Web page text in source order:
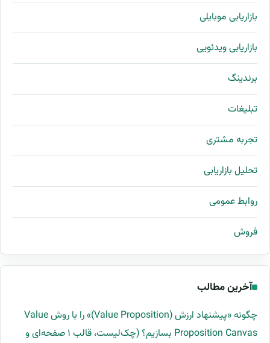
بازاریابی موبایلی
بازاریابی ویدئویی
برندینگ
تبلیغات
تجربه مشتری
تحلیل بازاریابی
روابط عمومی
فروش
آخرین مطالب
چگونه «پیشنهاد ارزش (Value Proposition)» را با روش Value
Proposition Canvas بسازیم؟ (چک‌لیست، قالب ۱ صفحه‌ای و